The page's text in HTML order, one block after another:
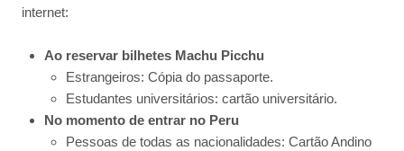
internet:
Ao reservar bilhetes Machu Picchu
Estrangeiros: Cópia do passaporte.
Estudantes universitários: cartão universitário.
No momento de entrar no Peru
Pessoas de todas as nacionalidades: Cartão Andino